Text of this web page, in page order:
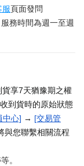
服頁面發問
務時間為週一至週
享7天猶豫期之權
到貨時的原始狀態
中心] → [交易管
與您聯繫相關流程
。